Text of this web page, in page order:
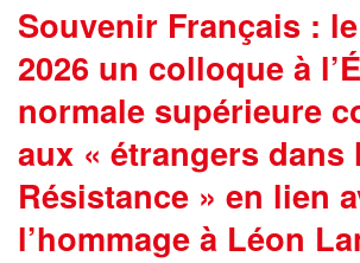
Souvenir Français :
2026 un colloque à
normale supérieure
aux « étrangers dans
Résistance » en lien
l’hommage à Léon